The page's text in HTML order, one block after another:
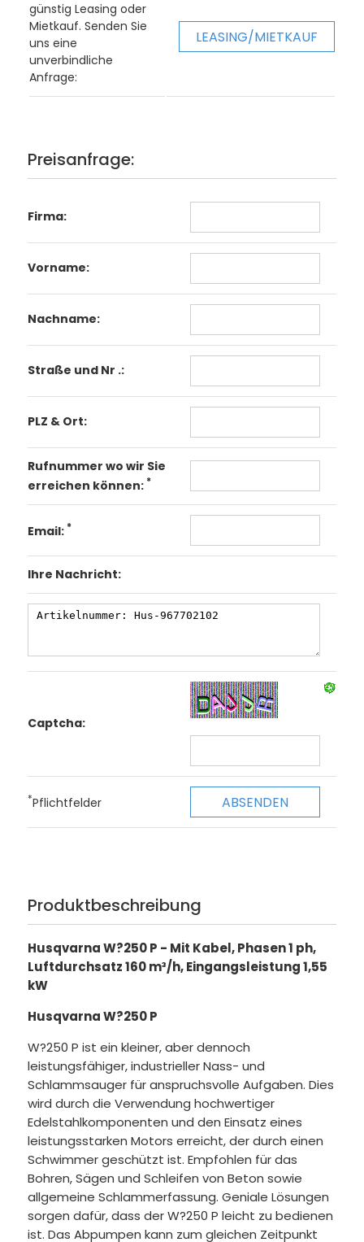
günstig Leasing oder
Mietkauf. Senden Sie
uns eine
unverbindliche
Anfrage:
LEASING/MIETKAUF
Preisanfrage:
Firma:
Vorname:
Nachname:
Straße und Nr .:
PLZ & Ort:
Rufnummer wo wir Sie
erreichen können: *
Email: *
Ihre Nachricht:
Captcha:
*Pflichtfelder
Produktbeschreibung
Husqvarna W?250 P - Mit Kabel, Phasen 1 ph,
Luftdurchsatz 160 m³/h, Eingangsleistung 1,55
kW
Husqvarna W?250 P
W?250 P ist ein kleiner, aber dennoch
leistungsfähiger, industrieller Nass- und
Schlammsauger für anspruchsvolle Aufgaben. Dies
wird durch die Verwendung hochwertiger
Edelstahlkomponenten und den Einsatz eines
leistungsstarken Motors erreicht, der durch einen
Schwimmer geschützt ist. Empfohlen für das
Bohren, Sägen und Schleifen von Beton sowie
allgemeine Schlammerfassung. Geniale Lösungen
sorgen dafür, dass der W?250 P leicht zu bedienen
ist. Das Abpumpen kann zum gleichen Zeitpunkt